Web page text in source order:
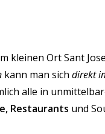
kleinen Ort Sant
kann man sich direkt
alle in
Restaurants und